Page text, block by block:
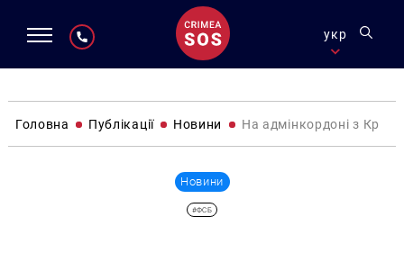
укр
Головна Публікації Новини На адмінкордоні з
Новини
#ФСБ